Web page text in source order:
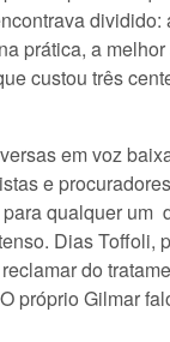
dividido:
prática, a
custou três
em voz
e
qualquer um
Dias Toffoli,
do
próprio Gilmar